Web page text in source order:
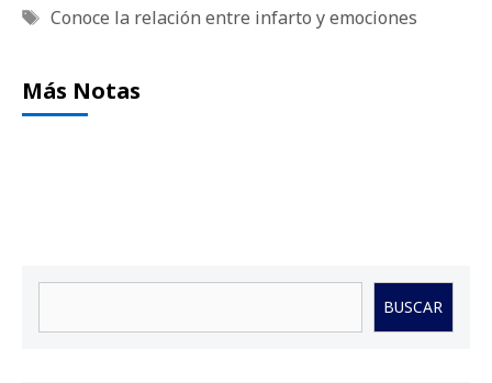
Etiquetas
Conoce la relación entre infarto y emociones
Más Notas
BUSCAR